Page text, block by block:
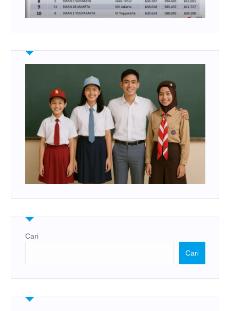
Cari
Cari